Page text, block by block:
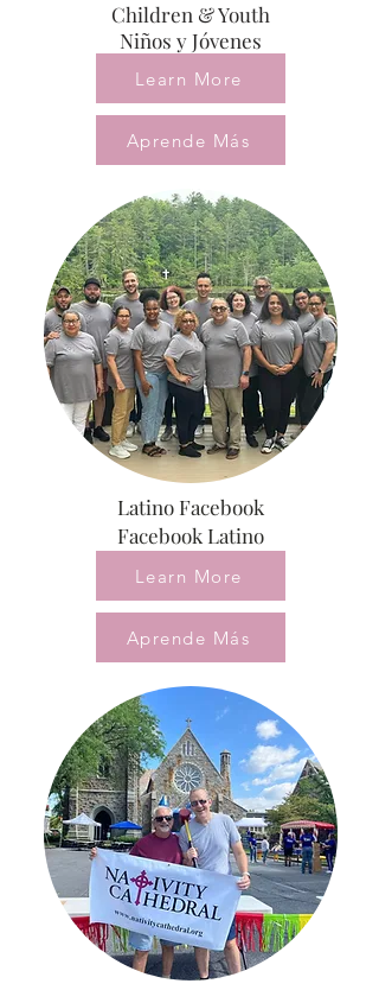
Children & Youth
Niños y Jóvenes
Learn More
Aprende Más
Latino Facebook
Facebook Latino
Learn More
Aprende Más